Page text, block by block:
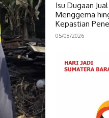
Isu Dugaan
Menggema
Kepastian
05/08/2026